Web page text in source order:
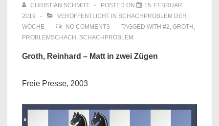
CHRISTIAN SCHMITT POSTED ON
15. FEBRUAR
2019
VERÖFFENTLICHT IN SCHACHPROBLEM DER
WOCHE
NO COMMENTS TAGGED WITH #2, GROTH ,
PROBLEMSCHACH , SCHACHPROBLEM
Groth, Reinhard – Matt in zwei Zügen
Freie Presse, 2003